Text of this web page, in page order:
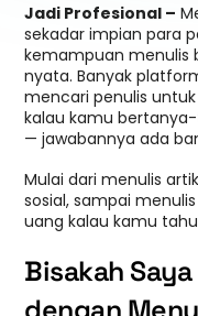
Jadi Profesional –
sekadar impian para
kemampuan menulis
nyata. Banyak
mencari penulis
kalau kamu
— jawabannya ada
Mulai dari menulis
sosial, sampai
uang kalau kamu
Bisakah